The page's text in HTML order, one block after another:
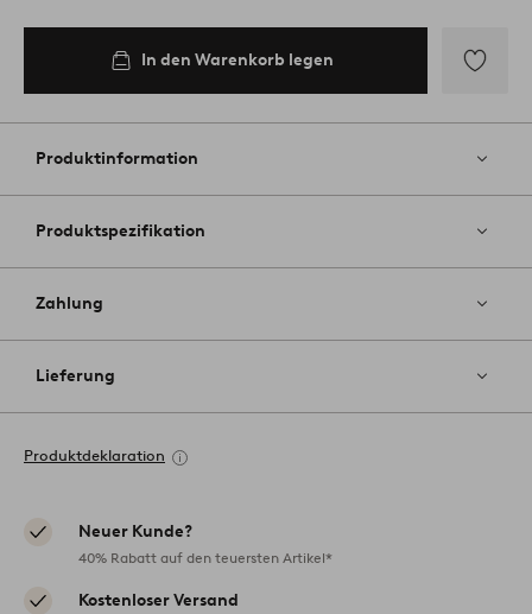
In den Warenkorb legen
Favoriten
Produktinformation
Produktspezifikation
Zahlung
Lieferung
Produktdeklaration
Neuer Kunde?
40% Rabatt auf den teuersten Artikel*
Kostenloser Versand